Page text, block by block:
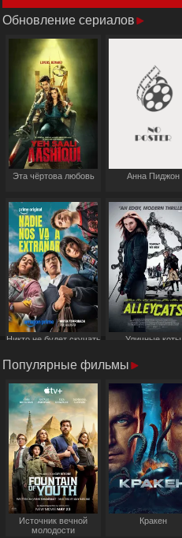
Обновление сериалов
Эта чёртова любовь Анна Пиджон
Никто не будет скучать
Уличные коты
Популярные фильмы
Источник вечной
молодости
Кракен